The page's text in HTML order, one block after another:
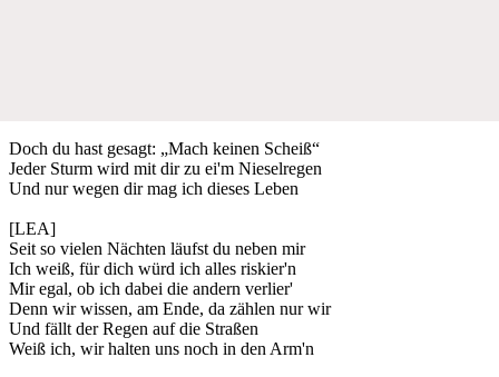
Doch du hast gesagt: „Mach keinen Scheiß“
Jeder Sturm wird mit dir zu ei'm Nieselregen
Und nur wegen dir mag ich dieses Leben
[LEA]
Seit so vielen Nächten läufst du neben mir
Ich weiß, für dich würd ich alles riskier'n
Mir egal, ob ich dabei die andern verlier'
Denn wir wissen, am Ende, da zählen nur wir
Und fällt der Regen auf die Straßen
Weiß ich, wir halten uns noch in den Arm'n